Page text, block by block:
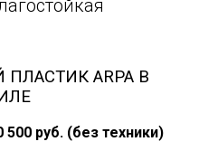
ARPA В
руб. (без техники)